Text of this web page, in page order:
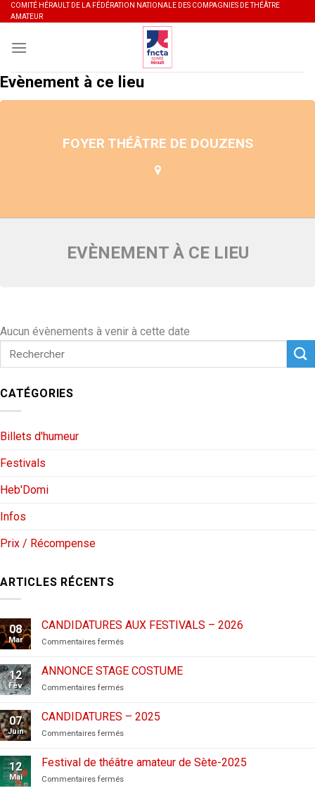
Skip
to
content
COMITÉ HÉRAULT DE LA FÉDÉRATION NATIONALE DES COMPAGNIES DE THÉÂTRE
AMATEUR
Evènement à ce lieu
FOYER THÉÂTRE DE DOUZENS
EVÈNEMENT À CE LIEU
Aucun évènements à venir à cette date
CATÉGORIES
Billets d'humeur
Festivals
Heb'Domi
Infos
Prix / Récompense
ARTICLES RÉCENTS
08
Mar
CANDIDATURES AUX FESTIVALS – 2026
Commentaires ferméssur
AUX
FESTIVALS
–
12
Fév
ANNONCE STAGE COSTUME
Commentaires ferméssur
STAGE
COSTUME
07
Juin
CANDIDATURES – 2025
Commentaires ferméssur
2025
12
Mai
Festival de théâtre amateur de Sète-2025
Commentaires ferméssur